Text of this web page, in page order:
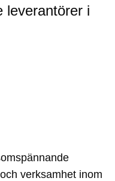
leverantörer i
verksamhet inom